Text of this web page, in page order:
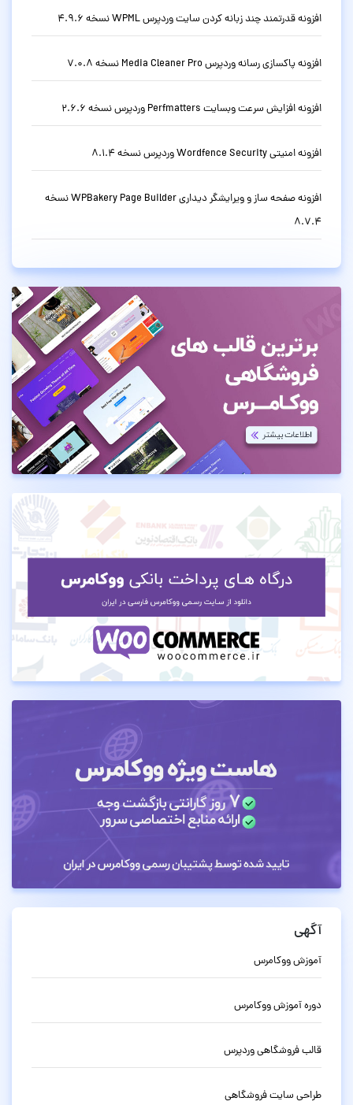
افزونه قدرتمند چند زبانه کردن سایت وردپرس WPML نسخه 4.9.6
افزونه پاکسازی رسانه وردپرس Media Cleaner Pro نسخه 7.0.8
افزونه افزایش سرعت وبسایت Perfmatters وردپرس نسخه 2.6.6
افزونه امنیتی Wordfence Security وردپرس نسخه 8.1.4
افزونه صفحه ساز و ویرایشگر دیداری WPBakery Page Builder نسخه
8.7.4
آگهی
آموزش ووکامرس
دوره آموزش ووکامرس
قالب فروشگاهی وردپرس
طراحی سایت فروشگاهی